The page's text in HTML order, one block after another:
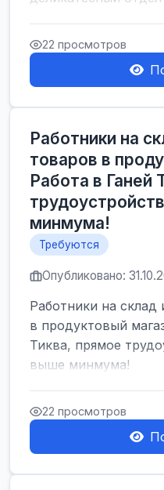
22 просмотров
Работники на
товаров в
Работа в Ганей
минмума!
Требуются
Опубликовано:
Работники на склад
в продуктовый
Тиква, прямое
выше минмума!
22 просмотров